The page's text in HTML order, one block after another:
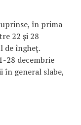
în prima
22 şi 28
de îngheţ.
28 decembrie
în general slabe,